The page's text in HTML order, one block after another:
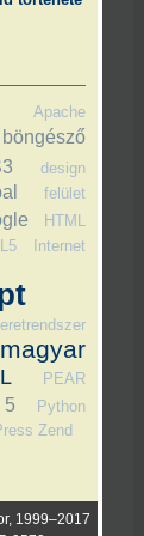
Apache
böngésző
design
felület
HTML
Internet
magyar
PEAR
Python
Zend
1999–2017